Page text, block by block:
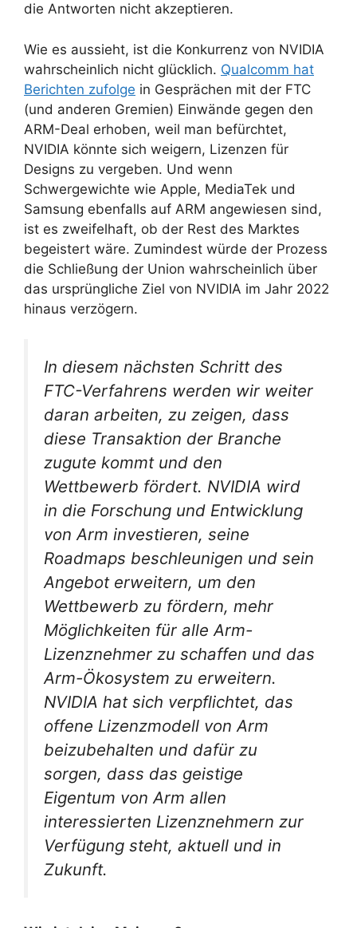
die Antworten nicht akzeptieren.
Wie es aussieht, ist die Konkurrenz von NVIDIA
wahrscheinlich nicht glücklich. Qualcomm hat
Berichten zufolge in Gesprächen mit der FTC
(und anderen Gremien) Einwände gegen den
ARM-Deal erhoben, weil man befürchtet,
NVIDIA könnte sich weigern, Lizenzen für
Designs zu vergeben. Und wenn
Schwergewichte wie Apple, MediaTek und
Samsung ebenfalls auf ARM angewiesen sind,
ist es zweifelhaft, ob der Rest des Marktes
begeistert wäre. Zumindest würde der Prozess
die Schließung der Union wahrscheinlich über
das ursprüngliche Ziel von NVIDIA im Jahr 2022
hinaus verzögern.
In diesem nächsten Schritt des
FTC-Verfahrens werden wir weiter
daran arbeiten, zu zeigen, dass
diese Transaktion der Branche
zugute kommt und den
Wettbewerb fördert. NVIDIA wird
in die Forschung und Entwicklung
von Arm investieren, seine
Roadmaps beschleunigen und sein
Angebot erweitern, um den
Wettbewerb zu fördern, mehr
Möglichkeiten für alle Arm-
Lizenznehmer zu schaffen und das
Arm-Ökosystem zu erweitern.
NVIDIA hat sich verpflichtet, das
offene Lizenzmodell von Arm
beizubehalten und dafür zu
sorgen, dass das geistige
Eigentum von Arm allen
interessierten Lizenznehmern zur
Verfügung steht, aktuell und in
Zukunft.